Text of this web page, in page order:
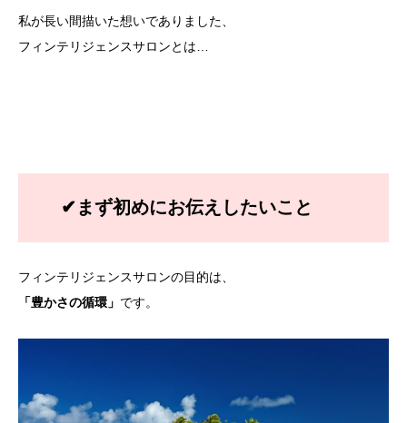
私が長い間描いた想いでありました、
フィンテリジェンスサロンとは…
✔まず初めにお伝えしたいこと
フィンテリジェンスサロンの目的は、
「豊かさの循環」 です。